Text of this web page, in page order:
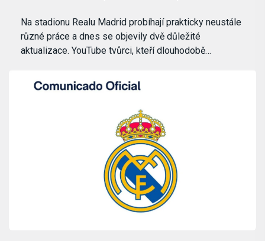
Na stadionu Realu Madrid probíhají prakticky neustále
různé práce a dnes se objevily dvě důležité
aktualizace. YouTube tvůrci, kteří dlouhodobě…